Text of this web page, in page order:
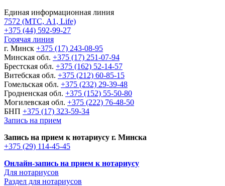
Единая информационная линия
7572 (МТС, A1, Life)
+375 (44) 592-99-27
Горячая линия
г. Минск +375 (17) 243-08-95
Минская обл. +375 (17) 251-07-94
Брестская обл. +375 (162) 52-14-57
Витебская обл. +375 (212) 60-85-15
Гомельская обл. +375 (232) 29-39-48
Гродненская обл. +375 (152) 55-50-80
Могилевская обл. +375 (222) 76-48-50
БНП +375 (17) 323-59-34
Запись на прием
Запись на прием к нотариусу г. Минска
+375 (29) 114-45-45
Онлайн-запись на прием к нотариусу
Для нотариусов
Раздел для нотариусов